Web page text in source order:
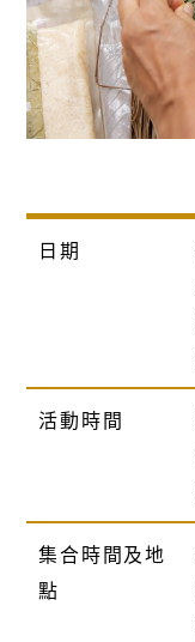
日期
活動時間
集合時間及地
點